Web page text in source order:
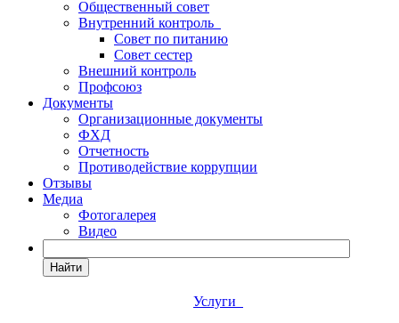
Общественный совет
Внутренний контроль
Совет по питанию
Совет сестер
Внешний контроль
Профсоюз
Документы
Организационные документы
ФХД
Отчетность
Противодействие коррупции
Отзывы
Медиа
Фотогалерея
Видео
Найти
Услуги